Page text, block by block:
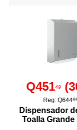
Acabado
Q45149 (
Reg: Q644
Dispensador
Toalla